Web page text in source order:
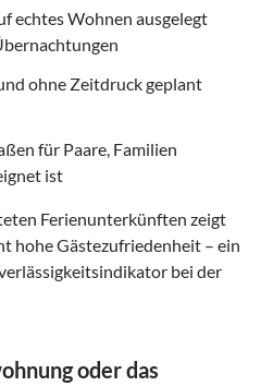
echtes Wohnen ausgelegt
ohne Zeitdruck geplant
für Paare, Familien
ist
Ferienunterkünften zeigt
hohe Gästezufriedenheit – ein
bei der
oder das